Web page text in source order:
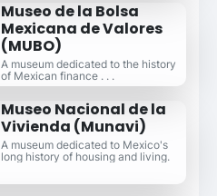
Museo de la Bolsa
Mexicana de Valores
(MUBO)
A museum dedicated to the history
of Mexican finance . . .
Museo Nacional de la
Vivienda (Munavi)
A museum dedicated to Mexico's
long history of housing and living.